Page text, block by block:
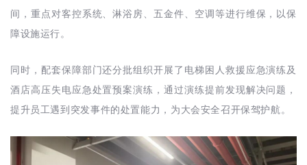
间，重点对客控系统、淋浴房、五金件、空调等进行维保，以保
障设施运行。
同时，配套保障部门还分批组织开展了电梯困人救援应急演练及
酒店高压失电应急处置预案演练，通过演练提前发现解决问题，
提升员工遇到突发事件的处置能力，为大会安全召开保驾护航。